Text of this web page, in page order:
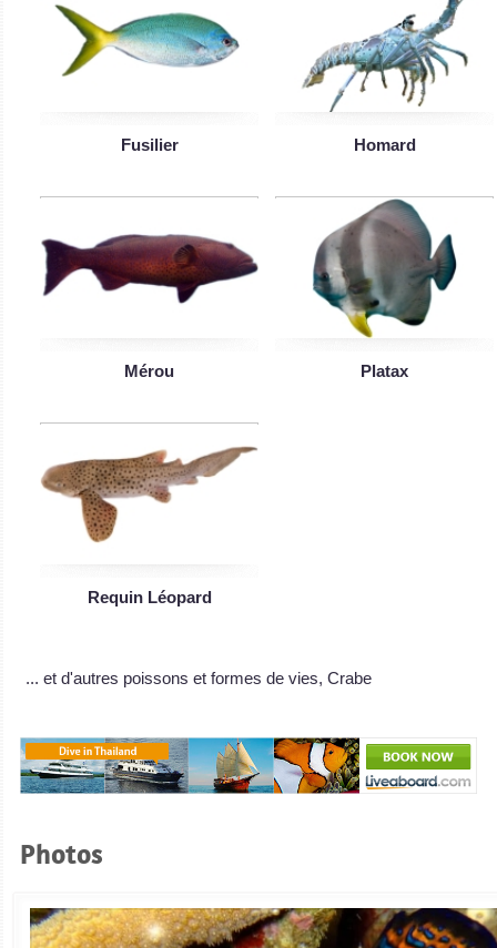
Fusilier Homard
Mérou Platax
Requin Léopard
... et d'autres poissons et formes de vies, Crabe
Photos